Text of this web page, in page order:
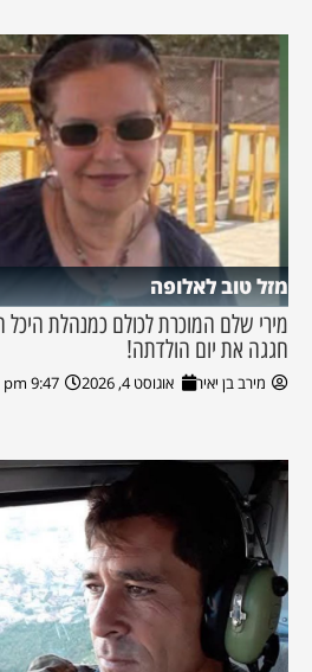
מזל טוב לאלופה
מירי שלם המוכרת לכולם כמנהלת היכל
חגגה את יום הולדתה!
מירב בן יאיר אוגוסט 4, 2026 9:47 pm